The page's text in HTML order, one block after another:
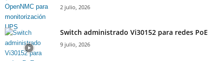
2 julio, 2026
Switch administrado Vi30152 para redes PoE
9 julio, 2026